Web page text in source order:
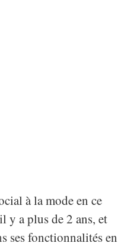
à la mode en ce
y a plus de 2 ans, et
ses fonctionnalités en